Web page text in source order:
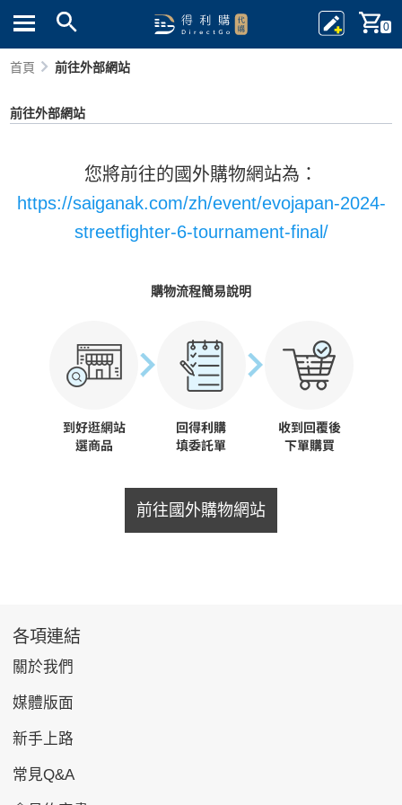
0
首頁 前往外部網站
前往外部網站
您將前往的國外購物網站為：
https://saiganak.com/zh/event/evojapan-2024-
streetfighter-6-tournament-final/
購物流程簡易說明
前往國外購物網站
各項連結
關於我們
媒體版面
新手上路
常見Q&A